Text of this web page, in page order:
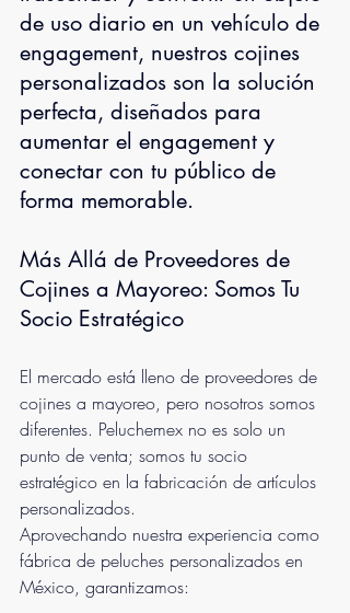
de uso diario en un vehículo de
engagement, nuestros cojines
personalizados son la solución
perfecta, diseñados para
aumentar el engagement y
conectar con tu público de
forma memorable.
Más Allá de Proveedores de
Cojines a Mayoreo: Somos Tu
Socio Estratégico
El mercado está lleno de proveedores de
cojines a mayoreo, pero nosotros somos
diferentes. Peluchemex no es solo un
punto de venta; somos tu socio
estratégico en la fabricación de artículos
personalizados.
Aprovechando nuestra experiencia como
fábrica de peluches personalizados en
México, garantizamos: